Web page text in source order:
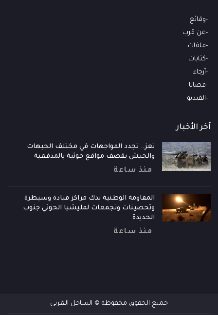
وقائع
عن قرب
ملفات
كتابات
أرجاء
قضايا
الفيديو
آخر الأخبار
تعز.. تجدد المواجهات في مختلف الجبهات
والجيش يقصف مواقع حوثية بالمدفعية
منذ ساعة
المقاومة الوطنية تدك مراكز قيادة وسيطرة
وتحصينات وتجمعات لمليشيا الحوثي جنوب
الحديدة
منذ ساعة
جميع الحقوق محفوظة © الساحل الغربي